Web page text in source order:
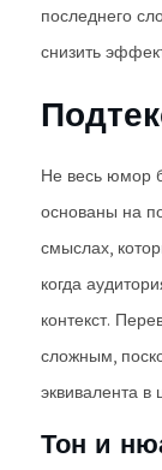
последнего
снизить
Не весь юмор
основаны на
смыслах,
когда
контекст.
сложным,
эквивалента в
Тон и